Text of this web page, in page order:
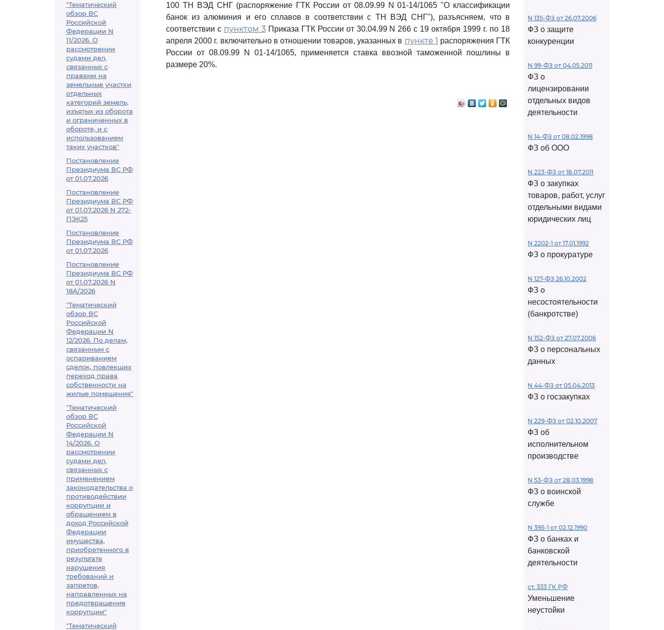
"Тематический
обзор ВС
Российской
Федерации N
11/2026. О
рассмотрении
судами дел,
связанных с
правами на
земельные участки
отдельных
категорий земель,
изъятых из оборота
и ограниченных в
обороте, и с
использованием
таких участков"
Постановление
Президиума ВС РФ
от 01.07.2026
Постановление
Президиума ВС РФ
от 01.07.2026 N 272-
ПЭК25
Постановление
Президиума ВС РФ
от 01.07.2026
Постановление
Президиума ВС РФ
от 01.07.2026 N
18А/2026
"Тематический
обзор ВС
Российской
Федерации N
12/2026. По делам,
связанным с
оспариванием
сделок, повлекших
переход права
собственности на
жилые помещения"
"Тематический
обзор ВС
Российской
Федерации N
14/2026. О
рассмотрении
судами дел,
связанных с
применением
законодательства о
противодействии
коррупции и
обращением в
доход Российской
Федерации
имущества,
приобретенного в
результате
нарушения
требований и
запретов,
направленных на
предотвращение
коррупции"
"Тематический
100 ТН ВЭД СНГ (распоряжение ГТК России от 08.09.99 N 01-14/1065 "О классификации
банок из алюминия и его сплавов в соответствии с ТН ВЭД СНГ"), разъясняем, что в
соответствии с пунктом 3Приказа ГТК России от 30.04.99 N 266 с 19 октября 1999 г. по 18
апреля 2000 г. включительно в отношении товаров, указанных в пункте 1 распоряжения ГТК
России от 08.09.99 N 01-14/1065, применяется ставка ввозной таможенной пошлины в
размере 20%.
N 135-ФЗ от 26.07.2006
ФЗ о защите
конкуренции
N 99-ФЗ от 04.05.2011
ФЗ о
лицензировании
отдельных видов
деятельности
N 14-ФЗ от 08.02.1998
ФЗ об ООО
N 223-ФЗ от 18.07.2011
ФЗ о закупках
товаров, работ, услуг
отдельными видами
юридических лиц
N 2202-1 от 17.01.1992
ФЗ о прокуратуре
N 127-ФЗ 26.10.2002
ФЗ о
несостоятельности
(банкротстве)
N 152-ФЗ от 27.07.2006
ФЗ о персональных
данных
N 44-ФЗ от 05.04.2013
ФЗ о госзакупках
N 229-ФЗ от 02.10.2007
ФЗ об
исполнительном
производстве
N 53-ФЗ от 28.03.1998
ФЗ о воинской
службе
N 395-1 от 02.12.1990
ФЗ о банках и
банковской
деятельности
ст. 333 ГК РФ
Уменьшение
неустойки